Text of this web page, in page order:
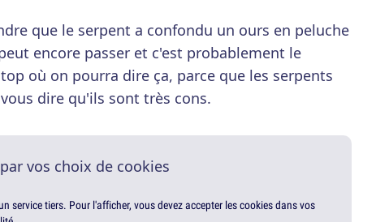
que le serpent a confondu un ours en peluche
encore passer et c'est probablement le
où on pourra dire ça, parce que les serpents
dire qu'ils sont très cons.
vos choix de cookies
service tiers. Pour l'afficher, vous devez accepter les cookies dans vos